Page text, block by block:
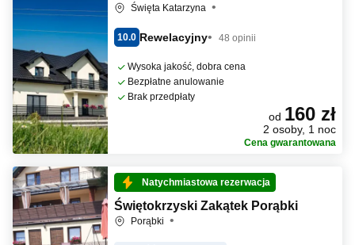
Święta Katarzyna
10.0 Rewelacyjny 48 opinii
Wysoka jakość, dobra cena
Bezpłatne anulowanie
Brak przedpłaty
od 160 zł
2 osoby, 1 noc
Cena gwarantowana
Natychmiastowa rezerwacja
Świętokrzyski Zakątek Porąbki
Porąbki